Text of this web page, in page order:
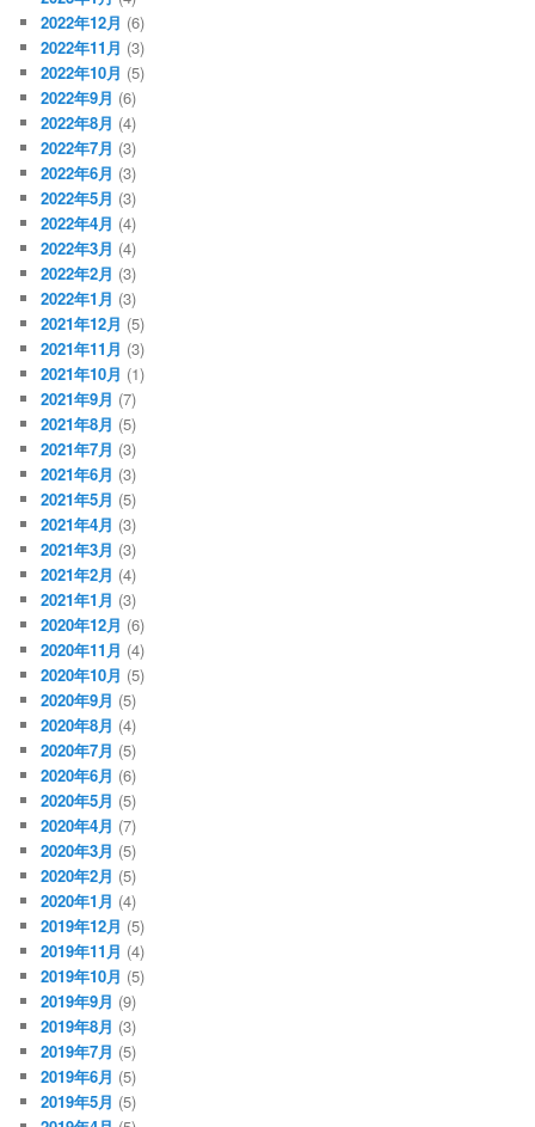
2022年12月 (6)
2022年11月 (3)
2022年10月 (5)
2022年9月 (6)
2022年8月 (4)
2022年7月 (3)
2022年6月 (3)
2022年5月 (3)
2022年4月 (4)
2022年3月 (4)
2022年2月 (3)
2022年1月 (3)
2021年12月 (5)
2021年11月 (3)
2021年10月 (1)
2021年9月 (7)
2021年8月 (5)
2021年7月 (3)
2021年6月 (3)
2021年5月 (5)
2021年4月 (3)
2021年3月 (3)
2021年2月 (4)
2021年1月 (3)
2020年12月 (6)
2020年11月 (4)
2020年10月 (5)
2020年9月 (5)
2020年8月 (4)
2020年7月 (5)
2020年6月 (6)
2020年5月 (5)
2020年4月 (7)
2020年3月 (5)
2020年2月 (5)
2020年1月 (4)
2019年12月 (5)
2019年11月 (4)
2019年10月 (5)
2019年9月 (9)
2019年8月 (3)
2019年7月 (5)
2019年6月 (5)
2019年5月 (5)